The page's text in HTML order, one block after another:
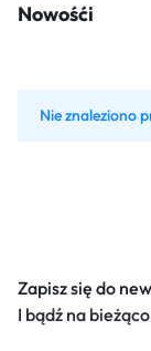
Nowośći
Nie znaleziono
Zapisz się do
I bądź na